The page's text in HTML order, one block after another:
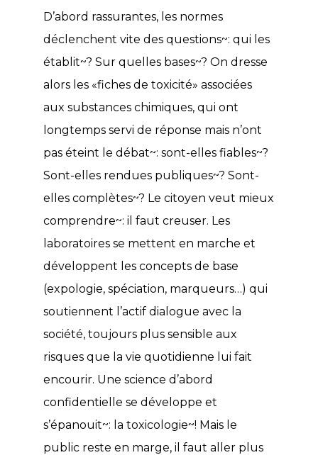
D’abord rassurantes, les normes
déclenchent vite des questions~: qui les
établit~? Sur quelles bases~? On dresse
alors les «fiches de toxicité» associées
aux substances chimiques, qui ont
longtemps servi de réponse mais n’ont
pas éteint le débat~: sont-elles fiables~?
Sont-elles rendues publiques~? Sont-
elles complètes~? Le citoyen veut mieux
comprendre~: il faut creuser. Les
laboratoires se mettent en marche et
développent les concepts de base
(expologie, spéciation, marqueurs…) qui
soutiennent l’actif dialogue avec la
société, toujours plus sensible aux
risques que la vie quotidienne lui fait
encourir. Une science d’abord
confidentielle se développe et
s’épanouit~: la toxicologie~! Mais le
public reste en marge, il faut aller plus